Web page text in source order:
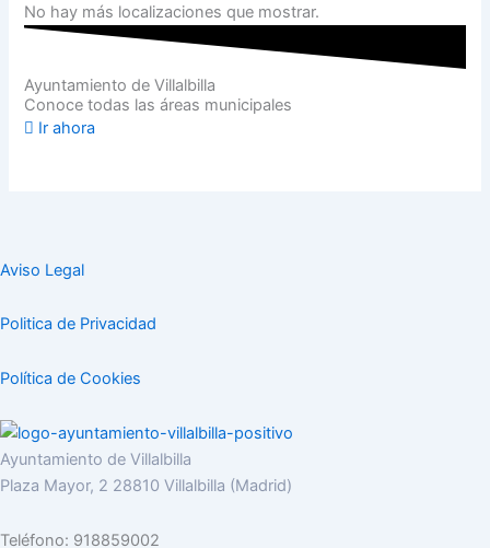
No hay más localizaciones que mostrar.
Ayuntamiento de Villalbilla
Conoce todas las áreas municipales
Ir ahora
Aviso Legal
Politica de Privacidad
Política de Cookies
Ayuntamiento de Villalbilla
Plaza Mayor, 2 28810 Villalbilla (Madrid)
Teléfono: 918859002